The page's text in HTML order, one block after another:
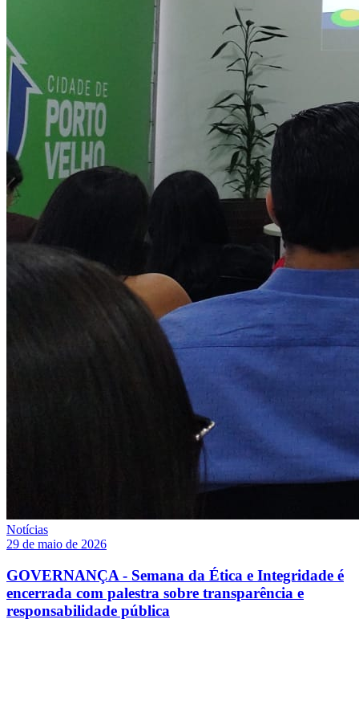
Notícias
29 de maio de 2026
GOVERNANÇA - Semana da Ética e Integridade é
encerrada com palestra sobre transparência e
responsabilidade pública